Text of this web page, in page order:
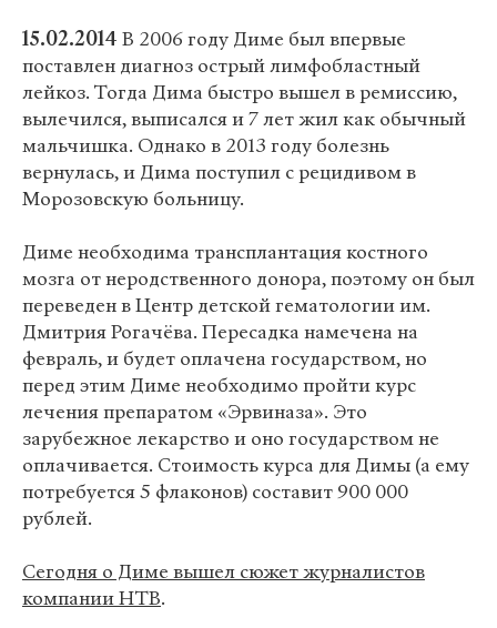
15.02.2014 В 2006 году Диме был впервые
поставлен диагноз острый лимфобластный
лейкоз. Тогда Дима быстро вышел в ремиссию,
вылечился, выписался и 7 лет жил как обычный
мальчишка. Однако в 2013 году болезнь
вернулась, и Дима поступил с рецидивом в
Морозовскую больницу.
Диме необходима трансплантация костного
мозга от неродственного донора, поэтому он был
переведен в Центр детской гематологии им.
Дмитрия Рогачёва. Пересадка намечена на
февраль, и будет оплачена государством, но
перед этим Диме необходимо пройти курс
лечения препаратом «Эрвиназа». Это
зарубежное лекарство и оно государством не
оплачивается. Стоимость курса для Димы (а ему
потребуется 5 флаконов) составит 900 000
рублей.
Сегодня о Диме вышел сюжет журналистов
компании НТВ.